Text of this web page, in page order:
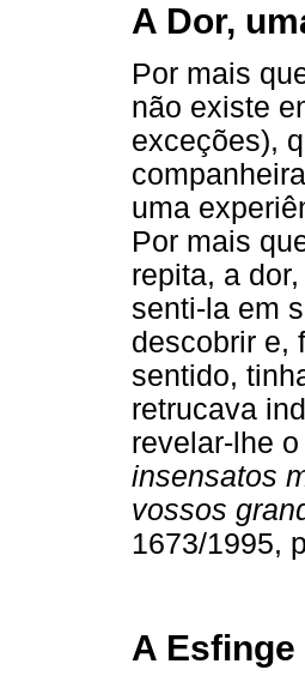
A Dor,
Por mais
não existe
exceções),
uma
Por mais
repita, a
senti-la em
descobrir e,
sentido,
retrucava
revelar-lhe
insensatos
vossos
1673/1995,
A Esfinge